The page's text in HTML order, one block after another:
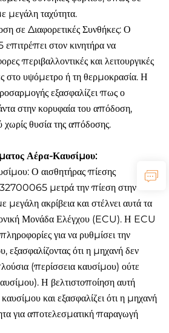
μεγάλη ταχύτητα.
σε Διαφορετικές Συνθήκες: Ο
στον κινητήρα να
περιβαλλοντικές και λειτουργικές
στο υψόμετρο ή τη θερμοκρασία. Η
εξασφαλίζει πως ο
στην κορυφαία του απόδοση,
χωρίς θυσία της απόδοσης.
Αέρα-Καυσίμου:
Ο αισθητήρας πίεσης
μετρά την πίεση στην
ακρίβεια και στέλνει αυτά τα
Μονάδα Ελέγχου (ECU). Η ECU
για να ρυθμίσει την
εξασφαλίζοντας ότι η μηχανή δεν
(περίσσεια καυσίμου) ούτε
Η βελτιστοποίηση αυτή
και εξασφαλίζει ότι η μηχανή
για αποτελεσματική παραγωγή